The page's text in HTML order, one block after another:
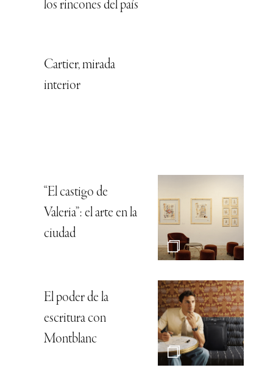
los rincones del país
Cartier, mirada
interior
“El castigo de
Valeria”: el arte en la
ciudad
El poder de la
escritura con
Montblanc